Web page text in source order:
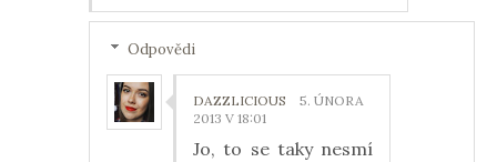
Odpovědi
DAZZLICIOUS
5. ÚNORA
2013 V 18:01
Jo, to se taky nesmí